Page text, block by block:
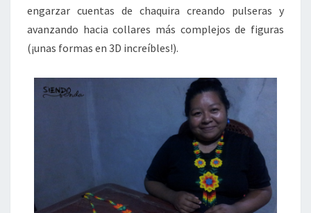
engarzar cuentas de chaquira creando pulseras y
avanzando hacia collares más complejos de figuras
(¡unas formas en 3D increíbles!).